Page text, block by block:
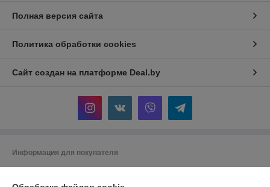
Полная версия сайта
Политика обработки cookies
Сайт создан на платформе Deal.by
Информация для покупателя